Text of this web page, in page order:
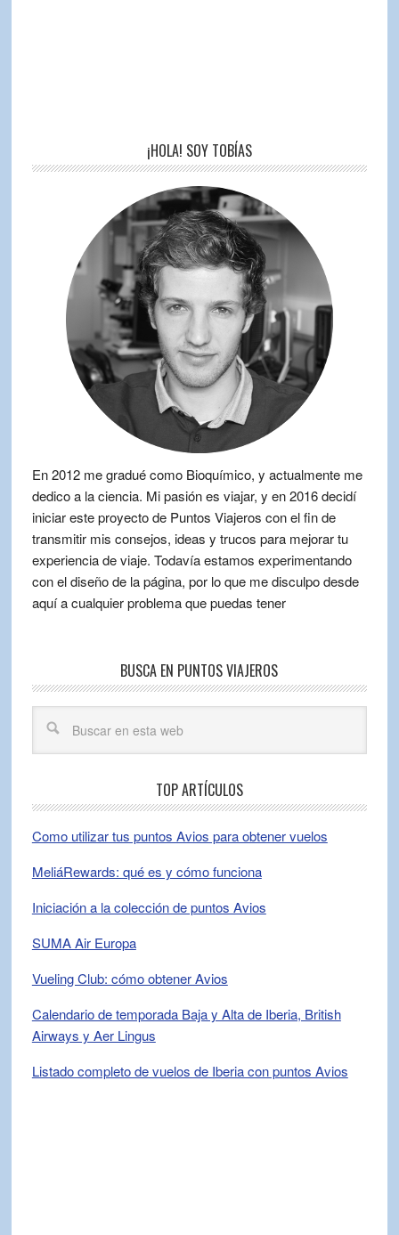
¡HOLA! SOY TOBÍAS
En 2012 me gradué como Bioquímico, y actualmente me
dedico a la ciencia. Mi pasión es viajar, y en 2016 decidí
iniciar este proyecto de Puntos Viajeros con el fin de
transmitir mis consejos, ideas y trucos para mejorar tu
experiencia de viaje. Todavía estamos experimentando
con el diseño de la página, por lo que me disculpo desde
aquí a cualquier problema que puedas tener
BUSCA EN PUNTOS VIAJEROS
TOP ARTÍCULOS
Como utilizar tus puntos Avios para obtener vuelos
MeliáRewards: qué es y cómo funciona
Iniciación a la colección de puntos Avios
SUMA Air Europa
Vueling Club: cómo obtener Avios
Calendario de temporada Baja y Alta de Iberia, British
Airways y Aer Lingus
Listado completo de vuelos de Iberia con puntos Avios